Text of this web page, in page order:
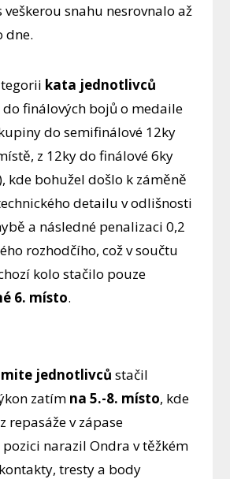
snahu nesrovnalo až
dne.
kata jednotlivců
finálových bojů o medaile
do semifinálové 12ky
z 12ky do finálové 6ky
kde bohužel došlo k záměně
detailu v odlišnosti
a následné penalizaci 0,2
rozhodčího, což v součtu
kolo stačilo pouze
6. místo.
jednotlivců stačil
zatím na 5.-8. místo, kde
repasáže v zápase
narazil Ondra v těžkém
tresty a body